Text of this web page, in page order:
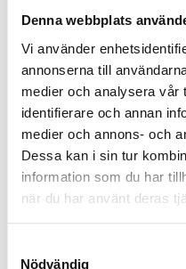
Denna webbplats
Vi använder
annonserna till
medier och analysera vår
identifierare och annan
medier och annons- och
Dessa kan i sin tur
information som du har
när du har använt deras
Nödvändig